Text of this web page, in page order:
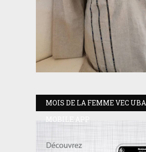
MOIS DE LA FEMME VEC UBA
MOBILE APP